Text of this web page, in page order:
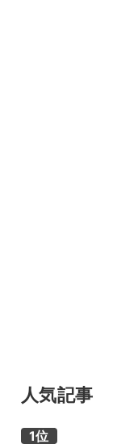
人気記事